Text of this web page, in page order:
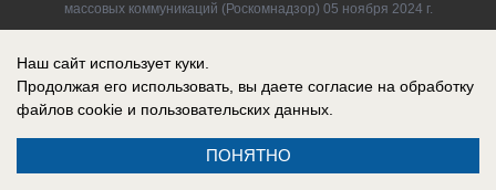
массовых коммуникаций (Роскомнадзор) 05 ноября 2024 г.
Наш сайт использует куки.
Продолжая его использовать, вы даете согласие на обработку
файлов cookie и пользовательских данных.
ПОНЯТНО